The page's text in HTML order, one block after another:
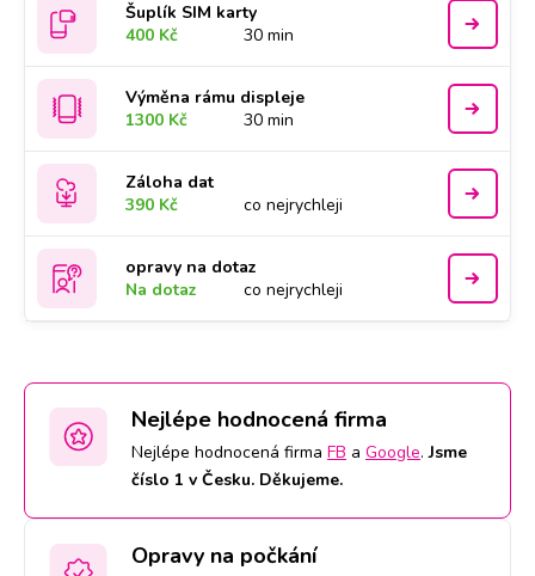
Šuplík SIM karty
400 Kč
30 min
Výměna rámu displeje
1300 Kč
30 min
Záloha dat
390 Kč
co nejrychleji
opravy na dotaz
Na dotaz
co nejrychleji
Nejlépe hodnocená firma
Nejlépe hodnocená firma FB a Google.Jsme
číslo 1 v Česku. Děkujeme.
Opravy na počkání